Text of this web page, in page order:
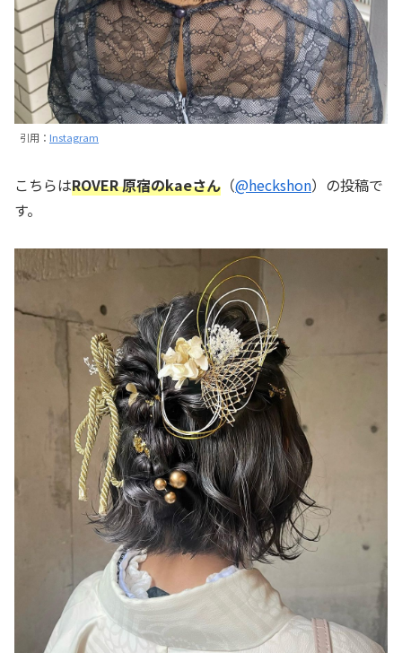
引用： Instagram
こちらはROVER 原宿のkaeさん （@heckshon）の投稿で
す。